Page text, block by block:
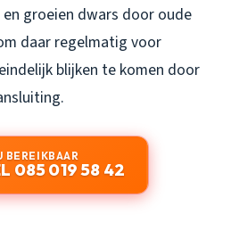
groeien dwars door oude
daar regelmatig voor
blijken te komen door
BEREIKBAAR
085 019 58 42